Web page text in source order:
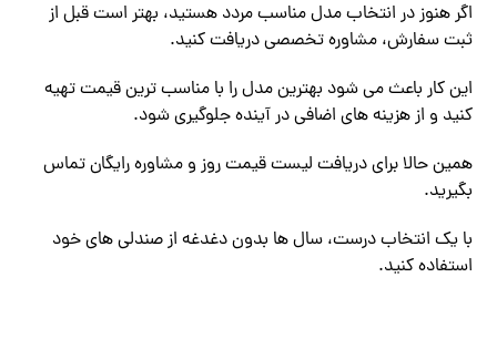
اگر هنوز در انتخاب مدل مناسب مردد هستید، بهتر است قبل از
ثبت سفارش، مشاوره تخصصی دریافت کنید.
این کار باعث می ‌شود بهترین مدل را با مناسب ‌ترین قیمت تهیه
کنید و از هزینه‌ های اضافی در آینده جلوگیری شود.
همین حالا برای دریافت لیست قیمت روز و مشاوره رایگان تماس
بگیرید.
با یک انتخاب درست، سال ‌ها بدون دغدغه از صندلی ‌های خود
استفاده کنید.